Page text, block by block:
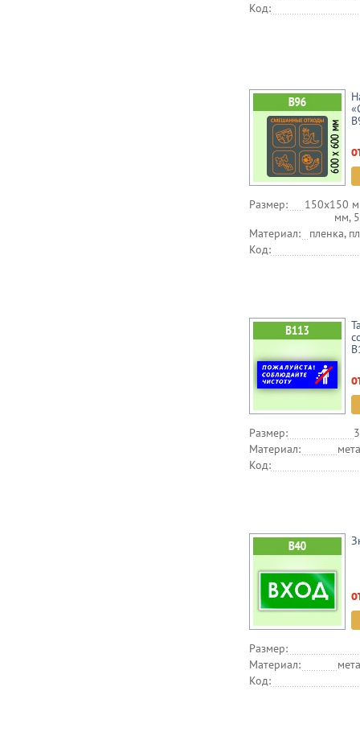
Код:
Размер:
150х150
мм,
Материал:
пленка,
Код:
Размер:
Материал:
Код:
Размер:
Материал:
Код: